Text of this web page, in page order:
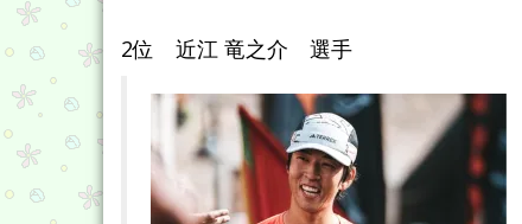
2位 近江 竜之介 選手